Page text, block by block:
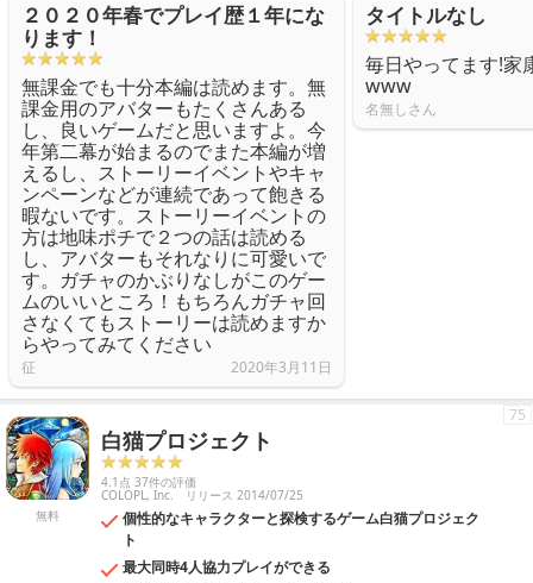
２０２０年春でプレイ歴１年にな
ります！
無課金でも十分本編は読めます。無
課金用のアバターもたくさんある
し、良いゲームだと思いますよ。今
年第二幕が始まるのでまた本編が増
えるし、ストーリーイベントやキャ
ンペーンなどが連続であって飽きる
暇ないです。ストーリーイベントの
方は地味ポチで２つの話は読める
し、アバターもそれなりに可愛いで
す。ガチャのかぶりなしがこのゲー
ムのいいところ！もちろんガチャ回
さなくてもストーリーは読めますか
らやってみてください
征 2020年3月11日
タイトルなし
毎日やってます!家
www
名無しさん
無料
白猫プロジェクト
4.1点 37件の評価
COLOPL, Inc. リリース 2014/07/25
個性的なキャラクターと探検するゲーム白猫プロジェク
ト
最大同時4人協力プレイができる
75